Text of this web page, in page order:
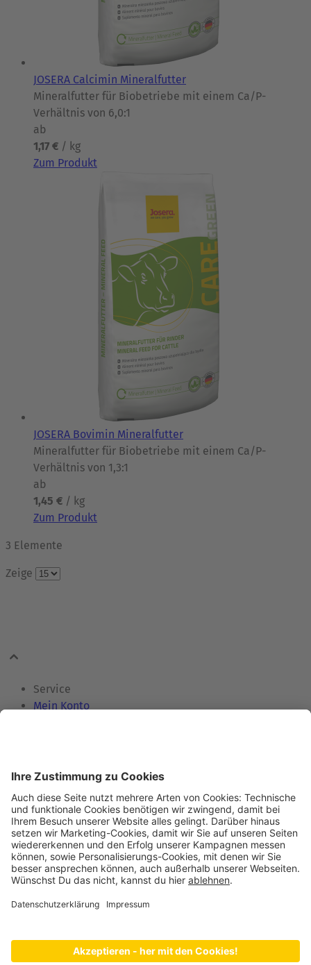
JOSERA Calcimin Mineralfutter
Mineralfutter für Biobetriebe mit einem Ca/P-
Verhältnis von 6,0:1
ab
1,17 € / kg
Zum Produkt
JOSERA Bovimin Mineralfutter
Mineralfutter für Biobetriebe mit einem Ca/P-
Verhältnis von 1,3:1
ab
1,45 € / kg
Zum Produkt
3 Elemente
Zeige
Service
Mein Konto
Informationen
Hilfe & FAQ
Versand & Zahlung
Karriere
AGB
Datenschutz